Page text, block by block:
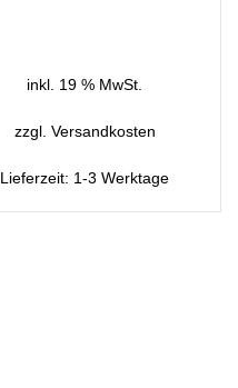
inkl. 19 % MwSt.
zzgl. Versandkosten
Lieferzeit: 1-3 Werktage